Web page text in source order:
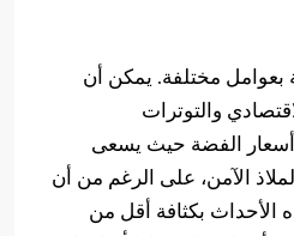
بعوامل مختلفة. يمكن أن
والتوترات
أسعار الفضة حيث يسعى
الآمن، على الرغم من أن
الأحداث بكثافة أقل من